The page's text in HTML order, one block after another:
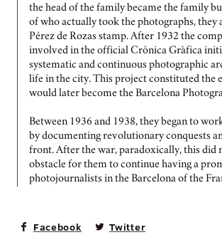
the head of the family became the family
of who actually took the photographs, they
Pérez de Rozas stamp. After 1932 the
involved in the official Crònica Gràfica
systematic and continuous photographic
life in the city. This project constituted the
would later become the Barcelona
Between 1936 and 1938, they began to
by documenting revolutionary conquests
front. After the war, paradoxically, this did
obstacle for them to continue having a
photojournalists in the Barcelona of the
Facebook Twitter